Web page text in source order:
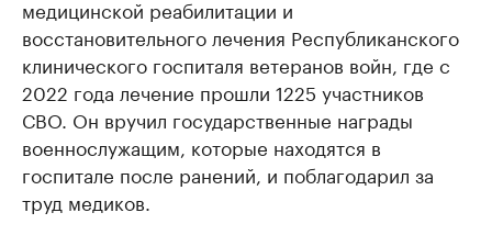
медицинской реабилитации и
восстановительного лечения Республиканского
клинического госпиталя ветеранов войн, где с
2022 года лечение прошли 1225 участников
СВО. Он вручил государственные награды
военнослужащим, которые находятся в
госпитале после ранений, и поблагодарил за
труд медиков.